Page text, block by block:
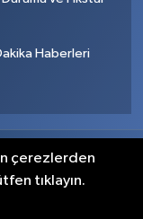
Haberleri
çerezlerden
tıklayın.